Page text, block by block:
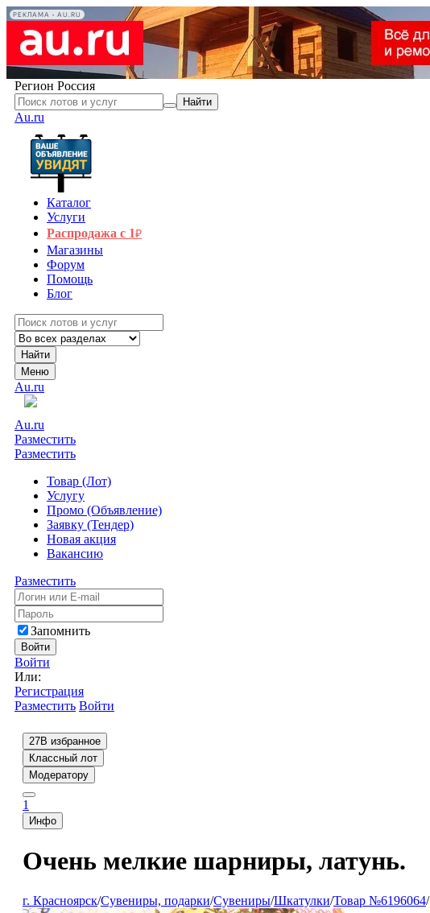
РЕКЛАМА • AU.RU
Регион Россия
Найти
Au.ru
Каталог
Услуги
Распродажа с 1₽
Магазины
Форум
Помощь
Блог
Найти
Меню
Au.ru
Au.ru
Разместить
Разместить
Товар (Лот)
Услугу
Промо (Объявление)
Заявку (Тендер)
Новая акция
Вакансию
Разместить
Запомнить
Войти
Войти
Или:
Регистрация
Разместить Войти
27В избранное
Классный лот
Модератору
1
Инфо
Очень мелкие шарниры, латунь.
г. Красноярск/Сувениры, подарки/Сувениры/Шкатулки/Товар №6196064/